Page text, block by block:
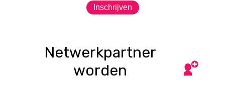
Inschrijven
Netwerkpartner
worden